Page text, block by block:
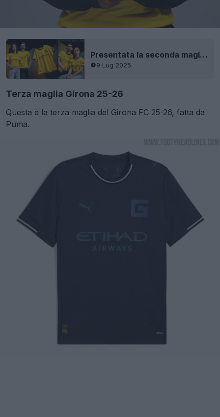
Presentata la seconda maglia del Girona 25-26
9 Lug 2025
Terza maglia Girona 25-26
Questa è la terza maglia del Girona FC 25-26, fatta da
Puma.